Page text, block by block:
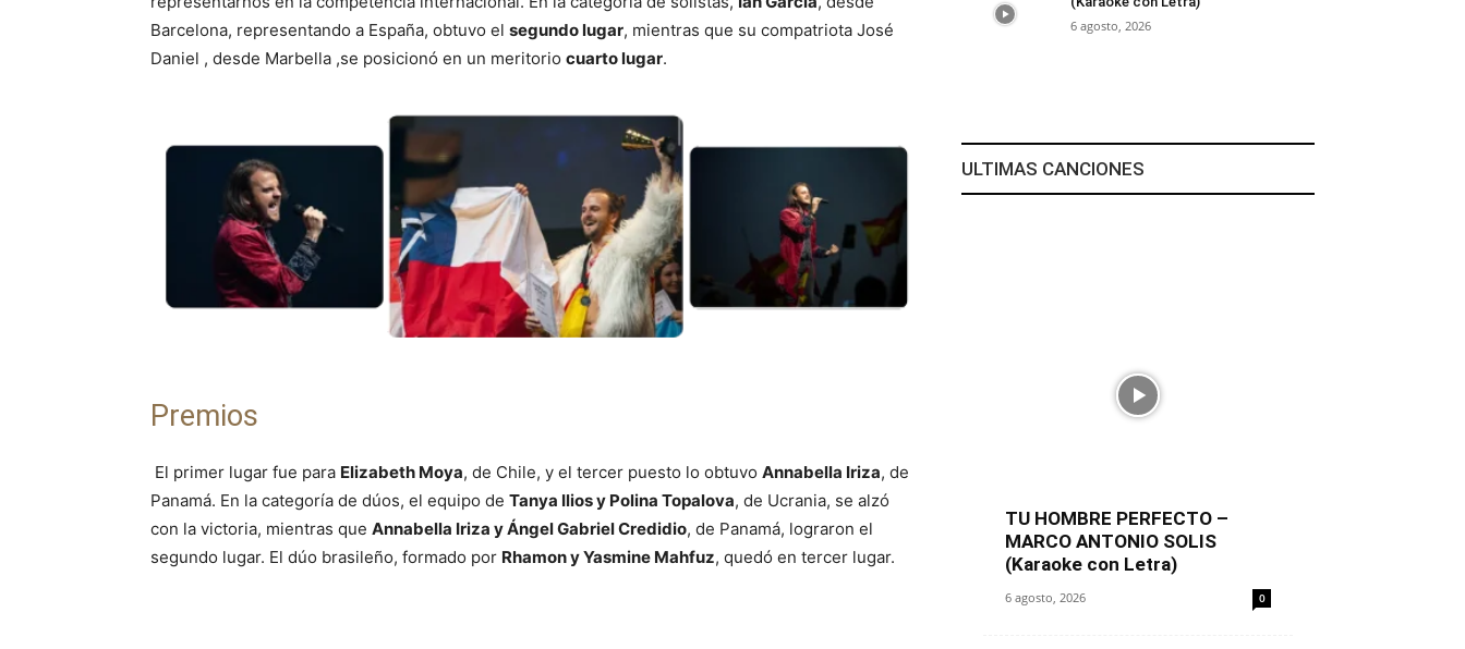
Barcelona, representando a España, obtuvo el segundo lugar, mientras que su compatriota José
Daniel , desde Marbella ,se posicionó en un meritorio cuarto lugar.
Premios
El primer lugar fue para Elizabeth Moya, de Chile, y el tercer puesto lo obtuvo Annabella Iriza, de
Panamá. En la categoría de dúos, el equipo de Tanya Ilios y Polina Topalova, de Ucrania, se alzó
con la victoria, mientras que Annabella Iriza y Ángel Gabriel Credidio, de Panamá, lograron el
segundo lugar. El dúo brasileño, formado por Rhamon y Yasmine Mahfuz, quedó en tercer lugar.
6 agosto, 2026
ULTIMAS CANCIONES
TU HOMBRE PERFECTO –
MARCO ANTONIO SOLIS
(Karaoke con Letra)
6 agosto, 2026 0